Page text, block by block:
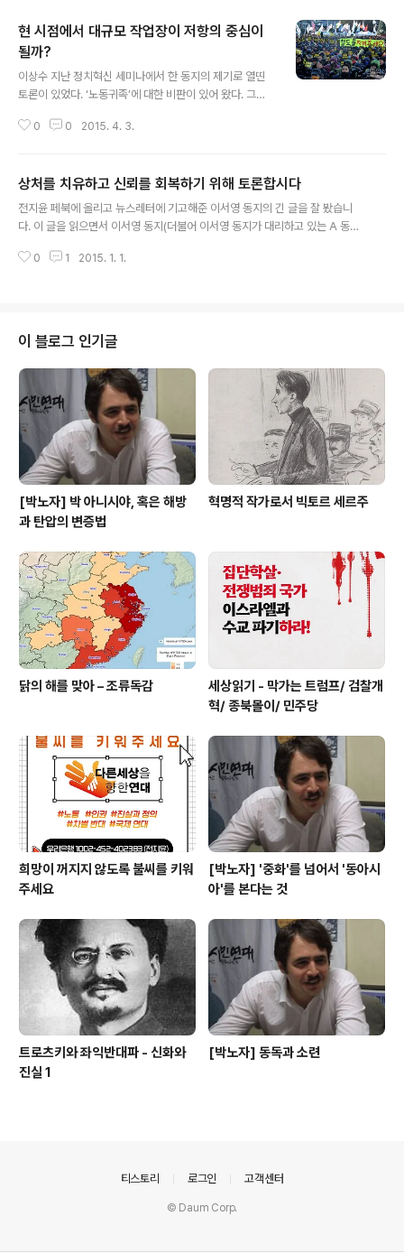
현 시점에서 대규모 작업장이 저항의 중심이
될까?
이상수 지난 정치혁신 세미나에서 한 동지의 제기로 열띤
토론이 있었다. ‘노동귀족’에 대한 비판이 있어 왔다. 그럼
들이 사회를 뒤흔든 투쟁의 중심이 되기도 했다. 현 시점에
공격하려는 목적으로 유포해 온 해악적 이데올로기이다.
노동귀족론은 지배층과 평범한 사람들의 진정한 차이를 가
리는 데 사용된다. 실업과 비정규직 노동자의 열악한 처지
악랄하게 이간질한다. 사실 이런 차이는 투쟁과 조직력으
0 0 2015. 4. 3.
상처를 치유하고 신뢰를 회복하기 위해 토론합시다
전지윤 페북에 올리고 뉴스레터에 기고해준 이서영 동지의 긴 글을 잘 봤습니
다. 이 글을 읽으면서 이서영 동지(더불어 이서영 동지가 대리하고 있는 A 동지)
니다. 무엇보다 그런 고민과 어려움에 별 도움을 주지 못한 것이 미안하기도 합
영 동지가 노동자연대 지도부의 문제점을 비판한 것에 공감하며, 그것은 바로
저에 대한 비판이기도 하다는 점을 잘 압니다. 사실 이서영 동지는 1년 전에도
이런 비판을 제기한..
0 1 2015. 1. 1.
이 블로그 인기글
[박노자] 박 아니시야, 혹은 해방
과 탄압의 변증법
혁명적 작가로서 빅토르 세르주
닭의 해를 맞아 – 조류독감
세상읽기 - 막가는 트럼프/ 검찰개
혁/ 종북몰이/ 민주당
희망이 꺼지지 않도록 불씨를 키워
주세요
[박노자] '중화'를 넘어서 '동아시
아'를 본다는 것
트로츠키와 좌익반대파 - 신화와
진실 1
[박노자] 동독과 소련
티스토리 로그인 고객센터
© Daum Corp.